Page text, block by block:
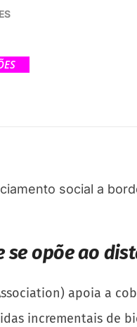
se opõe ao
apoia a
incrementais de